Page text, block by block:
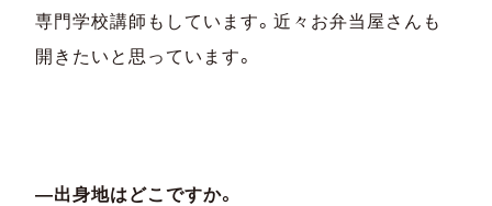
専門学校講師もしています。近々お弁当屋さんも
開きたいと思っています。
―出身地はどこですか。